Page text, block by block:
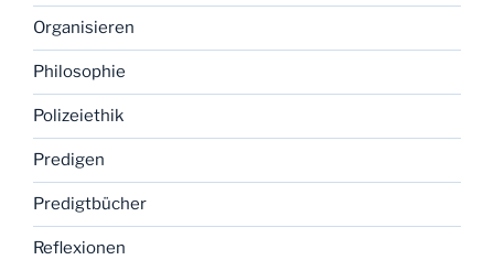
Organisieren
Philosophie
Polizeiethik
Predigen
Predigtbücher
Reflexionen